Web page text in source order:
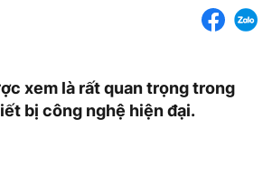
xem là rất quan trọng trong
bị công nghệ hiện đại.